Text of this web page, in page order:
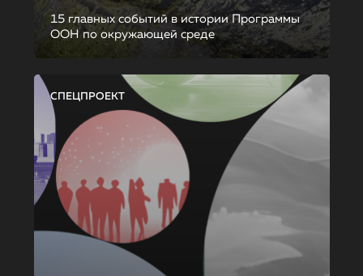
15 главных событий в истории Программы
ООН по окружающей среде
СПЕЦПРОЕКТ